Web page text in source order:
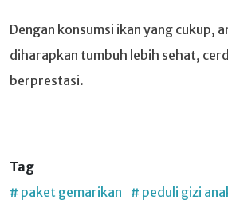
Dengan konsumsi ikan yang cukup,
diharapkan tumbuh lebih sehat,
berprestasi.
Tag
# paket gemarikan
# peduli gizi